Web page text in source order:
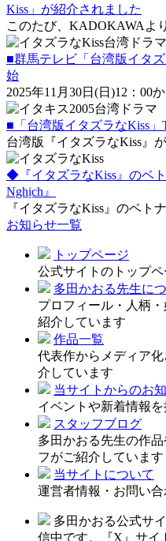
Kiss」が紹介されました
このたび、KADOKAWAよ
■群馬テレビ「台湾版イタ
始
2025年11月30日(日)12：00
■「台湾版イタズラなKiss」
台湾版『イタズラなKiss』
◆『イタズラなKiss』のベ
Nghịch』
『イタズラなKiss』のベト
お知らせ一覧
トップページ
公式サイトのトップ
多田かおる先生に
プロフィール・人柄
紹介しています
作品一覧
代表作からメディア
介しています
当サイトからのお
イベントや新着情報
スタッフブログ
多田かおる先生の作
フがご紹介しています
当サイトについて
運営者情報・お問い
多田かおる公式サ
信中です。『X』サイ